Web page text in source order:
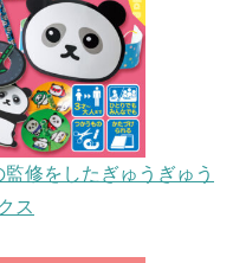
修をしたぎゅうぎゅう
ス